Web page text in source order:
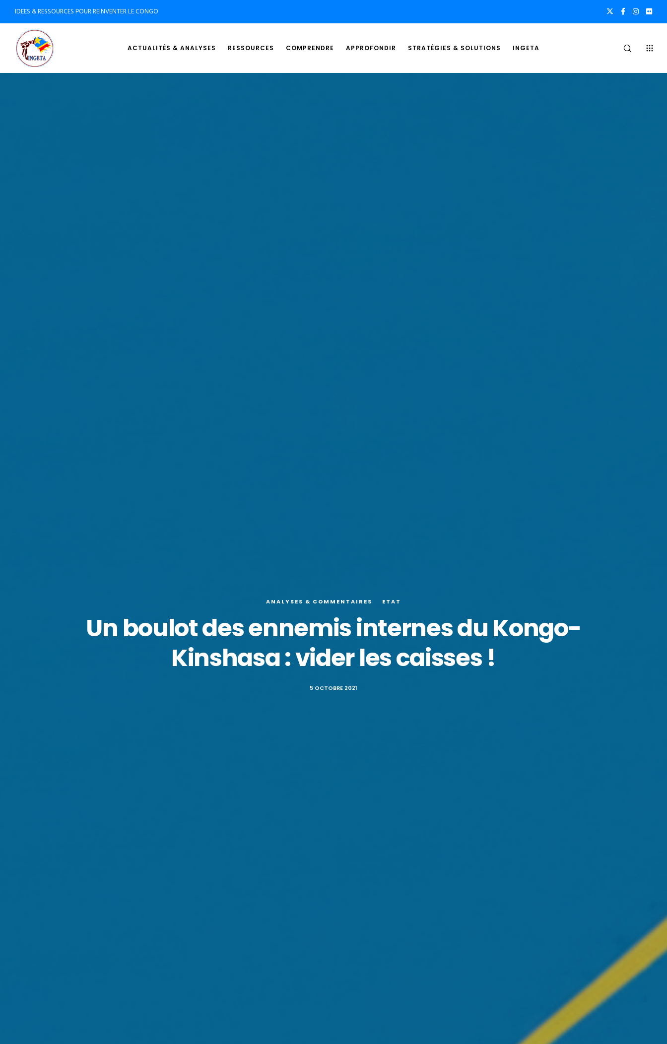
IDEES & RESSOURCES POUR REINVENTER LE CONGO
ACTUALITÉS & ANALYSES RESSOURCES COMPRENDRE APPROFONDIR STRATÉGIES & SOLUTIONS INGETA
ANALYSES & COMMENTAIRES ETAT
Un boulot des ennemis internes du Kongo-
Kinshasa : vider les caisses !
5 OCTOBRE 2021